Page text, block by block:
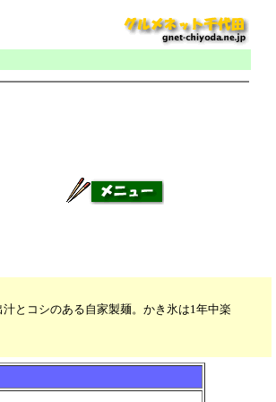
とコシのある自家製麺。かき氷は1年中楽